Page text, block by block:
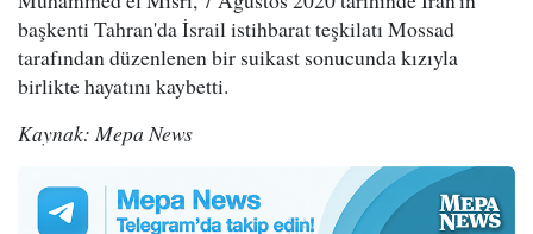
başkenti Tahran'da İsrail istihbarat teşkilatı Mossad
tarafından düzenlenen bir suikast sonucunda kızıyla
birlikte hayatını kaybetti.
Kaynak: Mepa News